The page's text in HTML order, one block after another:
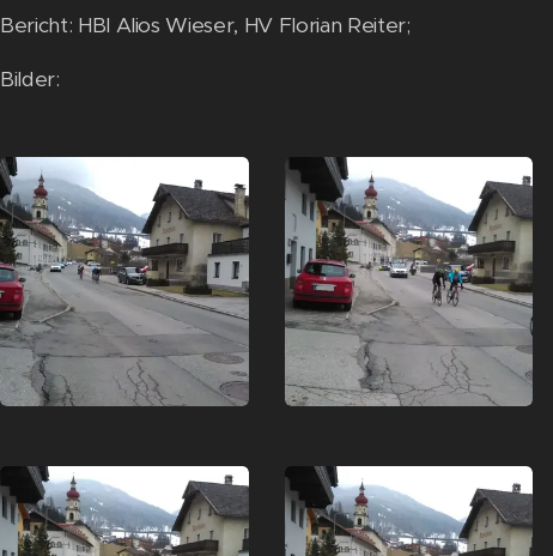
Bericht: HBI Alios Wieser, HV Florian Reiter;
Bilder: